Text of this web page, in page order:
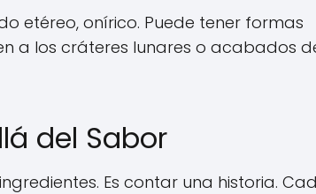
etéreo, onírico. Puede tener formas
a los cráteres lunares o acabados
del Sabor
Es contar una historia.